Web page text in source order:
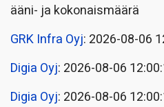
ääni- ja kokonaismäärä
GRK Infra Oyj: 2026-08-06
Digia Oyj: 2026-08-06
Digia Oyj: 2026-08-06